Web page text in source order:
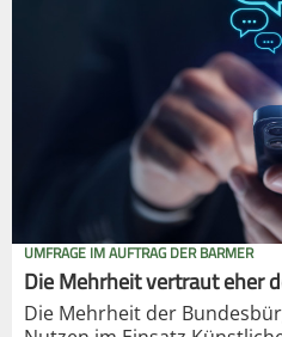
UMFRAGE IM AUFTRAG DER BARMER
Die Mehrheit vertraut eher
Die Mehrheit der